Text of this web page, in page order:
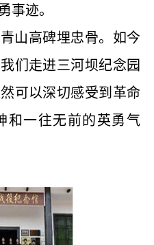
事迹。
山高碑埋忠骨。如今
们走进三河坝纪念园
可以深切感受到革命
和一往无前的英勇气